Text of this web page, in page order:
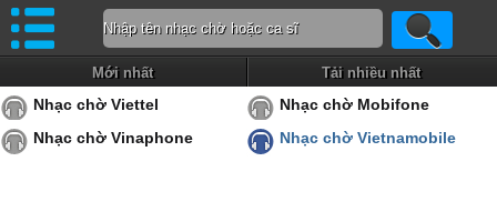
Mới nhất Tải nhiều nhất
Nhạc chờ Viettel
Nhạc chờ Mobifone
Nhạc chờ Vinaphone
Nhạc chờ Vietnamobile